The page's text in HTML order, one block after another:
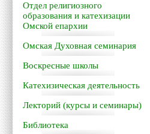
Отдел религиозного
образования и катехизации
Омской епархии
Омская Духовная семинария
Воскресные школы
Катехизическая деятельность
Лекторий (курсы и семинары)
Библиотека